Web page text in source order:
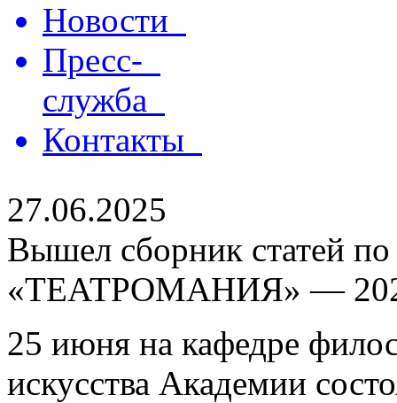
Новости
Пресс-
служба
Контакты
27.06.2025
Вышел сборник статей
«ТЕАТРОМАНИЯ» —
25 июня на кафедре
искусства Академии